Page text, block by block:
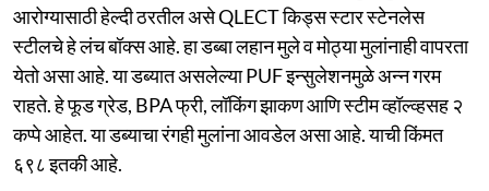
आरोग्यासाठी हेल्दी ठरतील असे QLECT किड्स स्टार स्टेनलेस
स्टीलचे हे लंच बॉक्स आहे. हा डब्बा लहान मुले व मोठ्या मुलांनाही वापरता
येतो असा आहे. या डब्यात असलेल्या PUF इन्सुलेशनमुळे अन्न गरम
राहते. हे फूड ग्रेड, BPA फ्री, लॉकिंग झाकण आणि स्टीम व्हॉल्व्हसह २
कप्पे आहेत. या डब्याचा रंगही मुलांना आवडेल असा आहे. याची किंमत
६९८ इतकी आहे.